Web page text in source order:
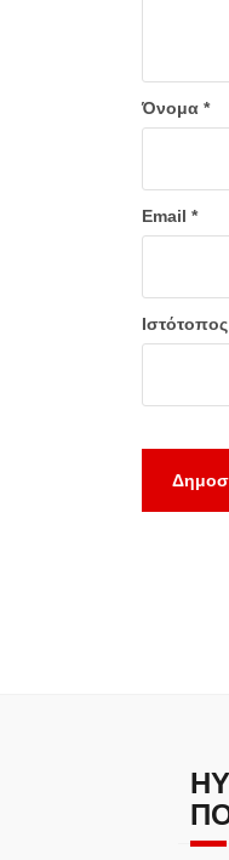
Όνομα *
Email *
Ιστότοπος